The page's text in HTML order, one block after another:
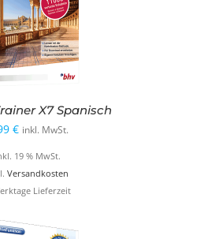
X7 Spanisch
€ inkl. MwSt.
19 % MwSt.
Versandkosten
Lieferzeit